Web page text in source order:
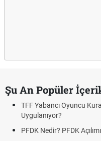
Şu An Popüler
TFF Yabancı Oyuncu
Uygulanıyor?
PFDK Nedir? PFDK